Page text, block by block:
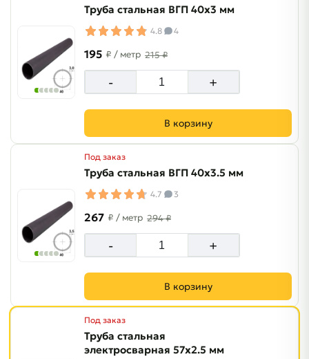
Труба стальная ВГП 40х3 мм
4.8 4
195 ₽ / метр 215 ₽
- +
В корзину
Под заказ
Труба стальная ВГП 40х3.5 мм
4.7 3
267 ₽ / метр 294 ₽
- +
В корзину
Под заказ
Труба стальная
электросварная 57х2.5 мм